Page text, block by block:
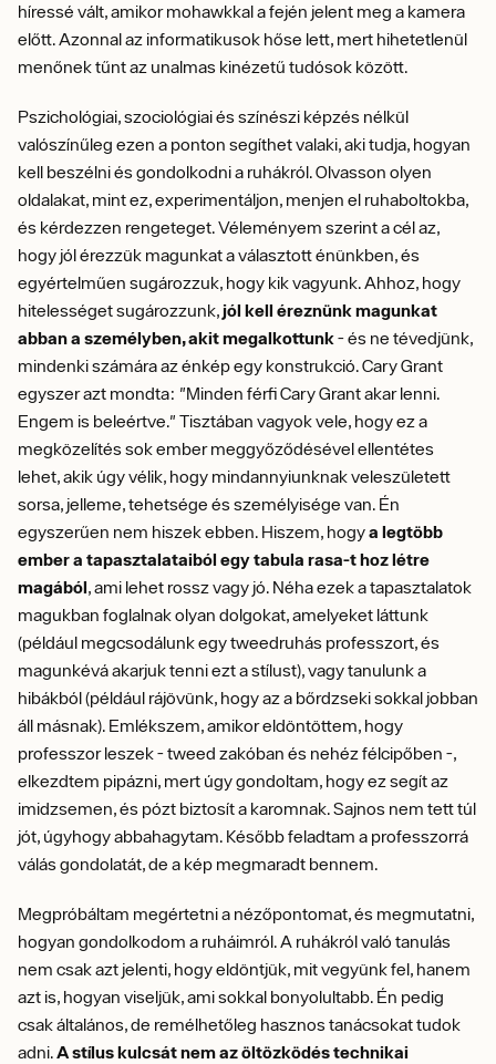
híressé vált, amikor mohawkkal a fején jelent meg a kamera
előtt. Azonnal az informatikusok hőse lett, mert hihetetlenül
menőnek tűnt az unalmas kinézetű tudósok között.
Pszichológiai, szociológiai és színészi képzés nélkül
valószínűleg ezen a ponton segíthet valaki, aki tudja, hogyan
kell beszélni és gondolkodni a ruhákról. Olvasson olyen
oldalakat, mint ez, experimentáljon, menjen el ruhaboltokba,
és kérdezzen rengeteget. Véleményem szerint a cél az,
hogy jól érezzük magunkat a választott énünkben, és
egyértelműen sugározzuk, hogy kik vagyunk. Ahhoz, hogy
hitelességet sugározzunk, jól kell éreznünk magunkat
abban a személyben, akit megalkottunk- és ne tévedjünk,
mindenki számára az énkép egy konstrukció. Cary Grant
egyszer azt mondta: "Minden férfi Cary Grant akar lenni.
Engem is beleértve." Tisztában vagyok vele, hogy ez a
megközelítés sok ember meggyőződésével ellentétes
lehet, akik úgy vélik, hogy mindannyiunknak veleszületett
sorsa, jelleme, tehetsége és személyisége van. Én
egyszerűen nem hiszek ebben. Hiszem, hogya legtöbb
ember a tapasztalataiból egy tabula rasa-t hoz létre
magából, ami lehet rossz vagy jó. Néha ezek a tapasztalatok
magukban foglalnak olyan dolgokat, amelyeket láttunk
(például megcsodálunk egy tweedruhás professzort, és
magunkévá akarjuk tenni ezt a stílust), vagy tanulunk a
hibákból (például rájövünk, hogy az a bőrdzseki sokkal jobban
áll másnak). Emlékszem, amikor eldöntöttem, hogy
professzor leszek - tweed zakóban és nehéz félcipőben -,
elkezdtem pipázni, mert úgy gondoltam, hogy ez segít az
imidzsemen, és pózt biztosít a karomnak. Sajnos nem tett túl
jót, úgyhogy abbahagytam. Később feladtam a professzorrá
válás gondolatát, de a kép megmaradt bennem.
Megpróbáltam megértetni a nézőpontomat, és megmutatni,
hogyan gondolkodom a ruháimról. A ruhákról való tanulás
nem csak azt jelenti, hogy eldöntjük, mit vegyünk fel, hanem
azt is, hogyan viseljük, ami sokkal bonyolultabb. Én pedig
csak általános, de remélhetőleg hasznos tanácsokat tudok
adni.A stílus kulcsát nem az öltözködés technikai